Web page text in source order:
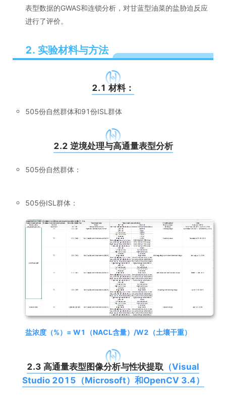
表型数据的GWAS和连锁分析，对甘蓝型油菜的盐胁迫反应
进行了评价。
2. 实验材料与方法
2.1 材料：
505份自然群体和91份ISL群体
2.2 逆境处理与高通量表型分析
505份自然群体：
505份ISL群体：
盐浓度（%）= W1（NACL含量）/W2（土壤干重）
2.3 高通量表型图像分析与性状提取 （Visual
Studio 2015（Microsoft）和OpenCV 3.4）